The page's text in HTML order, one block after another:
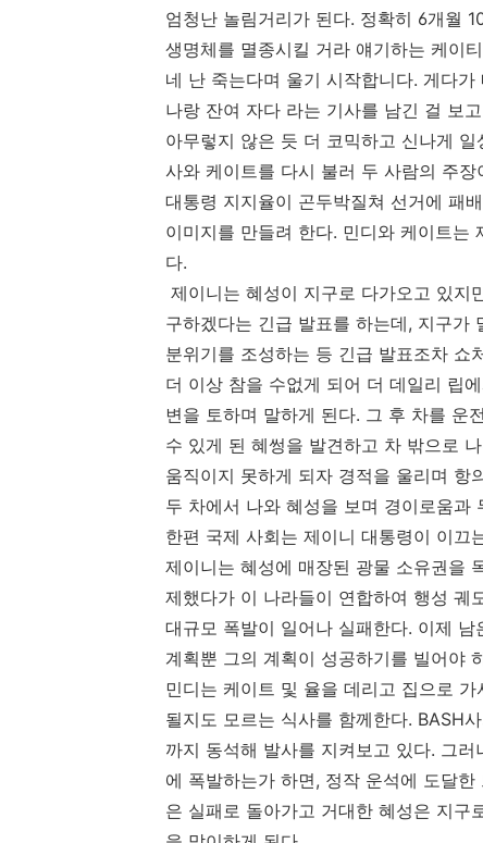
엄청난 놀림거리가 된다. 정확히 6개월
생명체를 멸종시킬 거라 얘기하는 케이
네 난 죽는다며 울기 시작합니다. 게다
나랑 잔여 자다 라는 기사를 남긴 걸 보
아무렇지 않은 듯 더 코믹하고 신나게
사와 케이트를 다시 불러 두 사람의 주
대통령 지지율이 곤두박질쳐 선거에 패
이미지를 만들려 한다. 민디와 케이트는
다.
제이니는 혜성이 지구로 다가오고 있지
구하겠다는 긴급 발표를 하는데, 지구가
분위기를 조성하는 등 긴급 발표조차 쇼
더 이상 참을 수없게 되어 더 데일리 립
변을 토하며 말하게 된다. 그 후 차를 운
수 있게 된 혜썽을 발견하고 차 밖으로
움직이지 못하게 되자 경적을 울리며 항
두 차에서 나와 혜성을 보며 경이로움과
한편 국제 사회는 제이니 대통령이 이끄
제이니는 혜성에 매장된 광물 소유권을
제했다가 이 나라들이 연합하여 행성 궤
대규모 폭발이 일어나 실패한다. 이제
계획뿐 그의 계획이 성공하기를 빌어야
민디는 케이트 및 율을 데리고 집으로
될지도 모르는 식사를 함께한다. BASH
까지 동석해 발사를 지켜보고 있다. 그
에 폭발하는가 하면, 정작 운석에 도달
은 실패로 돌아가고 거대한 혜성은 지구